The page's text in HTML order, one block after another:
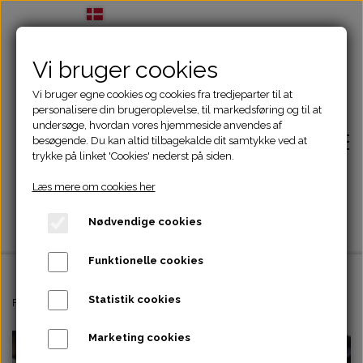
Forside
Forside Hundetræning og kurser
Vi bruger cookies
Vi bruger egne cookies og cookies fra tredjeparter til at
personalisere din brugeroplevelse, til markedsføring og til at
undersøge, hvordan vores hjemmeside anvendes af
besøgende. Du kan altid tilbagekalde dit samtykke ved at
trykke på linket 'Cookies' nederst på siden.
Læs mere om cookies her
Nødvendige cookies
Funktionelle cookies
Statistik cookies
Marketing cookies